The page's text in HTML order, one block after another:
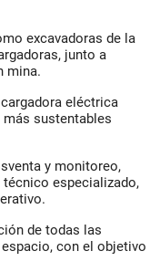
excavadoras de la
junto a
mina.
eléctrica
sustentables
y monitoreo,
especializado,
de todas las
con el objetivo